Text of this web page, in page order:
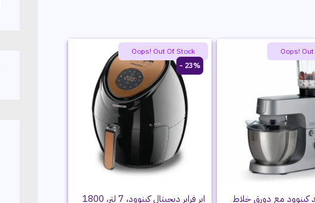
كينوود مع دورق خلاط
Oops!
23% -
اير فراير ديجيتال كينوود، 7 لتر، 1800
Oops! Out Of Stock